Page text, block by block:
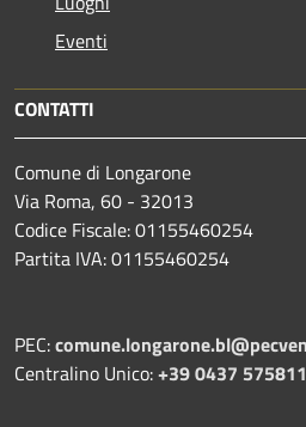
Eventi
CONTATTI
Comune di Longarone
Via Roma, 60 - 32013
Codice Fiscale: 01155460254
Partita IVA: 01155460254
PEC:
Centralino Unico:+39 0437 575811